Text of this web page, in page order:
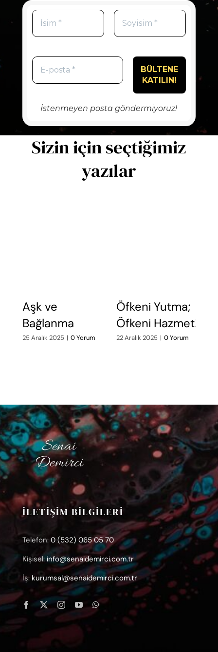
İstenmeyen posta göndermiyoruz!
Sizin için seçtiğimiz
yazılar
Aşk ve
Bağlanma
25 Aralık 2025 | 0 Yorum
Öfkeni Yutma;
Öfkeni Hazmet!
22 Aralık 2025 | 0 Yorum
İLETİŞİM BİLGİLERİ
Telefon: 0 (532) 065 05 70
Kişisel: info@senaidemirci.com.tr
İş: kurumsal@senaidemirci.com.tr